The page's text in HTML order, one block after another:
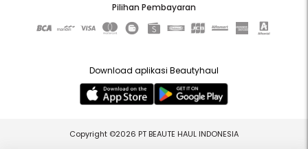
Pilihan Pembayaran
Download aplikasi Beautyhaul
Copyright ©2026 PT BEAUTE HAUL INDONESIA